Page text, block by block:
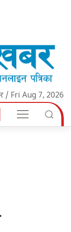
/ Fri Aug 7, 2026